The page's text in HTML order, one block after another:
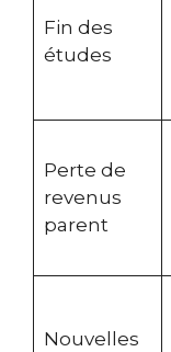
Fin des
études
Perte de
revenus
parent
Nouvelles